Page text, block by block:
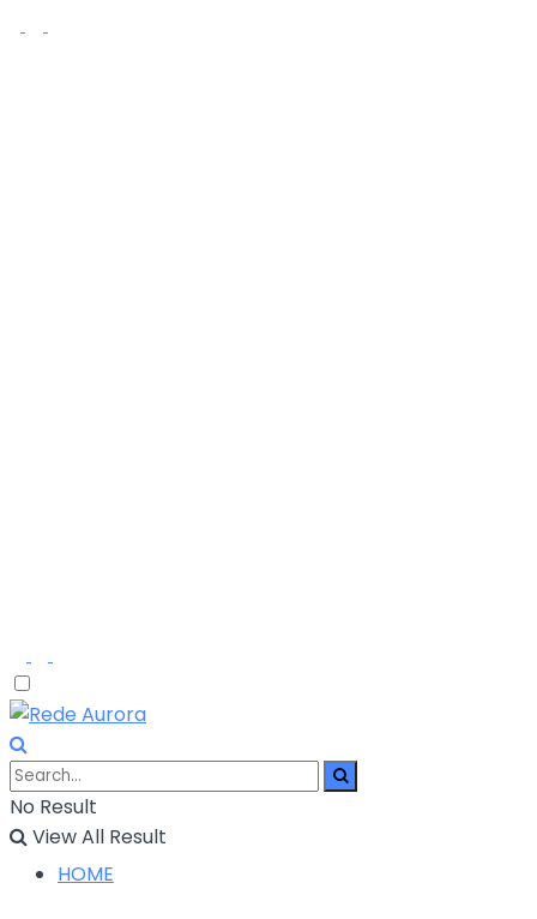
No Result
View All Result
HOME